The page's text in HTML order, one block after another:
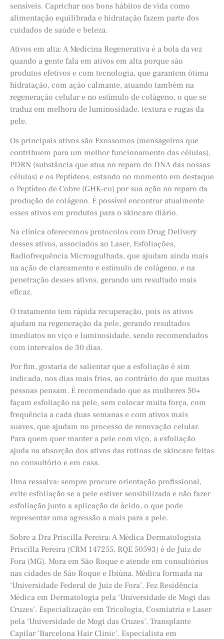
sensíveis. Caprichar nos bons hábitos de vida como
alimentação equilibrada e hidratação fazem parte dos
cuidados de saúde e beleza.
Ativos em alta: A Medicina Regenerativa é a bola da vez
quando a gente fala em ativos em alta porque são
produtos efetivos e com tecnologia, que garantem ótima
hidratação, com ação calmante, atuando também na
regeneração celular e no estímulo de colágeno, o que se
traduz em melhora de luminosidade, textura e rugas da
pele.
Os principais ativos são Exossomos (mensageiros que
contribuem para um melhor funcionamento das células),
PDRN (substância que atua no reparo do DNA das nossas
células) e os Peptídeos, estando no momento em destaque
o Peptídeo de Cobre (GHK-cu) por sua ação no reparo da
produção de colágeno. É possível encontrar atualmente
esses ativos em produtos para o skincare diário.
Na clínica oferecemos protocolos com Drug Delivery
desses ativos, associados ao Laser, Esfoliações,
Radiofrequência Microagulhada, que ajudam ainda mais
na ação de clareamento e estímulo de colágeno, e na
penetração desses ativos, gerando um resultado mais
eficaz.
O tratamento tem rápida recuperação, pois os ativos
ajudam na regeneração da pele, gerando resultados
imediatos no viço e luminosidade, sendo recomendados
com intervalos de 30 dias.
Por fim, gostaria de salientar que a esfoliação é sim
indicada, nos dias mais frios, ao contrário do que muitas
pessoas pensam. É recomendado que as mulheres 50+
façam esfoliação na pele, sem colocar muita força, com
frequência a cada duas semanas e com ativos mais
suaves, que ajudam no processo de renovação celular.
Para quem quer manter a pele com viço, a esfoliação
ajuda na absorção dos ativos das rotinas de skincare feitas
no consultório e em casa.
Uma ressalva: sempre procure orientação profissional,
evite esfoliação se a pele estiver sensibilizada e não fazer
esfoliação junto a aplicação de ácido, o que pode
representar uma agressão a mais para a pele.
Sobre a Dra Priscilla Pereira: A Médica Dermatologista
Priscilla Pereira (CRM 147255, RQE 50593) é de Juiz de
Fora (MG). Mora em São Roque e atende em consultórios
nas cidades de São Roque e Ibiúna. Médica formada na
‘Universidade Federal de Juiz de Fora’. Fez Residência
Médica em Dermatologia pela ‘Universidade de Mogi das
Cruzes’. Especialização em Tricologia, Cosmiatria e Laser
pela ‘Universidade de Mogi das Cruzes’. Transplante
Capilar ‘Barcelona Hair Clinic’. Especialista em